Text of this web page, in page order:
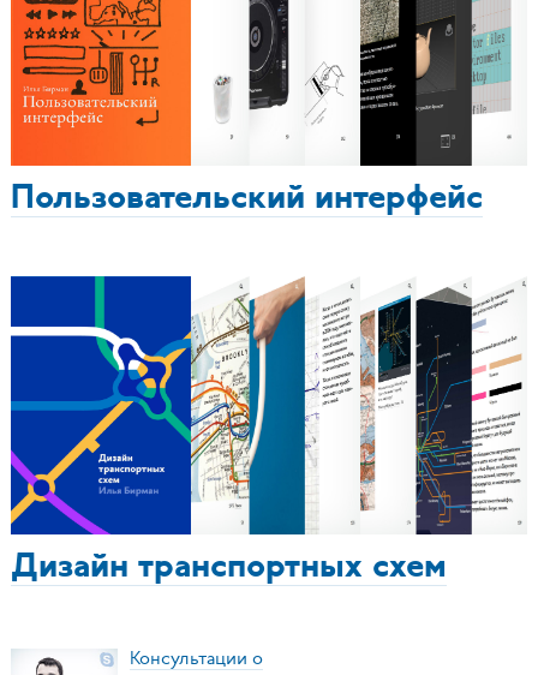
Пользовательский интерфейс
Дизайн транспортных схем
Консультации о